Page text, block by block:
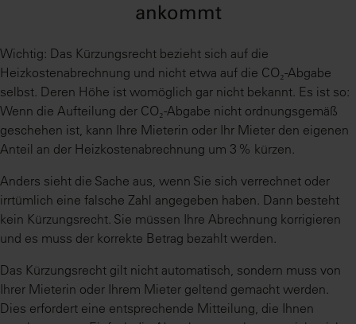
ankommt
Wichtig: Das Kürzungsrecht bezieht sich auf die
Heizkostenabrechnung und nicht etwa auf die CO₂-Abgabe
selbst. Deren Höhe ist womöglich gar nicht bekannt. Es ist so:
Wenn die Aufteilung der CO₂-Abgabe nicht ordnungsgemäß
geschehen ist, kann Ihre Mieterin oder Ihr Mieter den eigenen
Anteil an der Heizkostenabrechnung um 3 % kürzen.
Anders sieht die Sache aus, wenn Sie sich verrechnet oder
irrtümlich eine falsche Zahl angegeben haben. Dann besteht
kein Kürzungsrecht. Sie müssen Ihre Abrechnung korrigieren
und es muss der korrekte Betrag bezahlt werden.
Das Kürzungsrecht gilt nicht automatisch, sondern muss von
Ihrer Mieterin oder Ihrem Mieter geltend gemacht werden.
Dies erfordert eine entsprechende Mitteilung, die Ihnen